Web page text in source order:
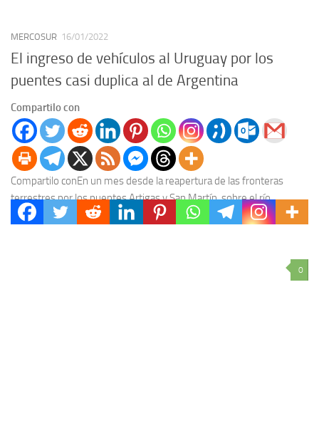
MERCOSUR 16/01/2022
El ingreso de vehículos al Uruguay por los
puentes casi duplica al de Argentina
Compartilo con
Compartilo conEn un mes desde la reapertura de las fronteras
terrestres por los puentes Artigas y San Martín, sobre el río
Uruguay, más de 20...
0